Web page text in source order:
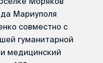
Мариуполя
совместно с
гуманитарной
медицинский